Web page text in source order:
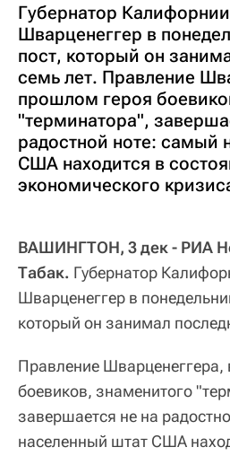
Губернатор
Шварценеггер в
пост, который он
семь лет. Правление
прошлом героя
"терминатора",
радостной ноте: самый
США находится в
экономического
ВАШИНГТОН, 3 дек - РИА
Табак. Губернатор
Шварценеггер в
который он занимал
Правление
боевиков, знаменитого
завершается не на
населенный штат США